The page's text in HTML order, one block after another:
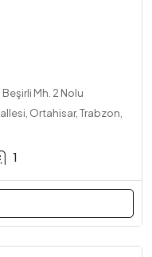
Mh. 2 Nolu
Ortahisar, Trabzon,
1